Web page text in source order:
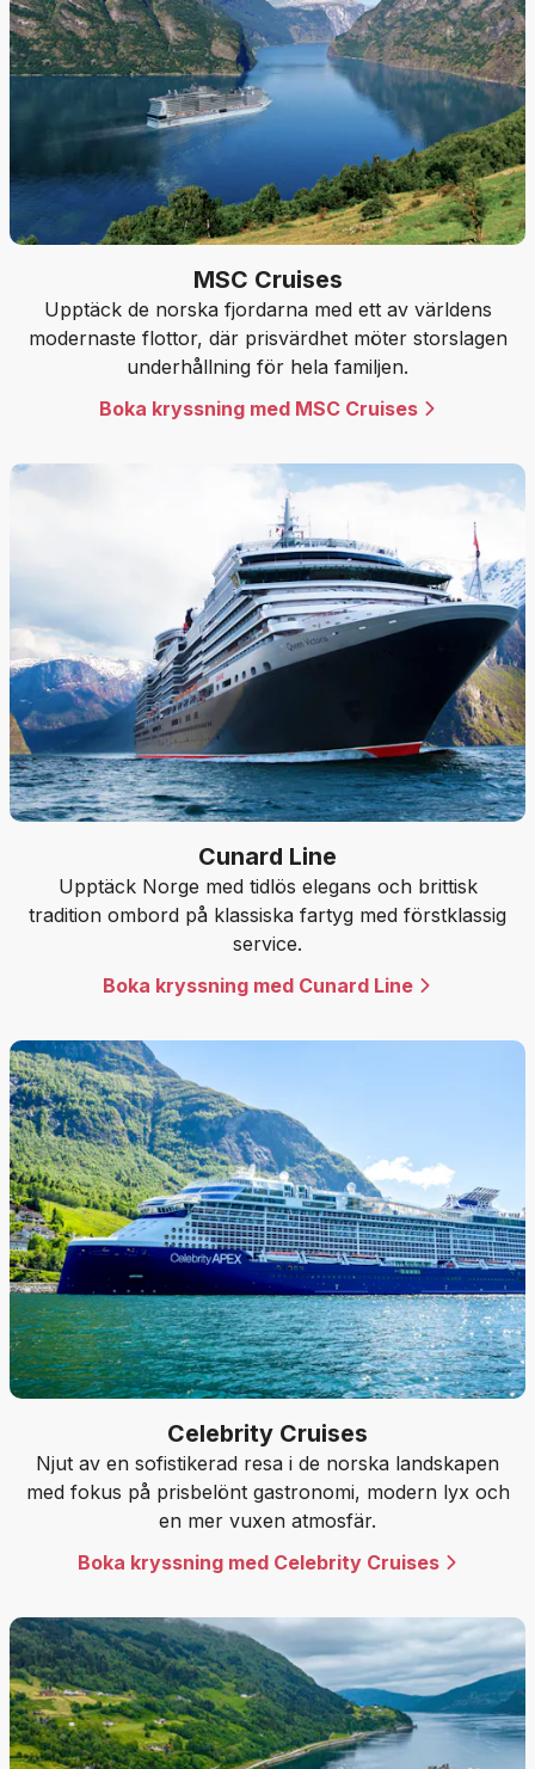
MSC Cruises
Upptäck de norska fjordarna med ett av världens
modernaste flottor, där prisvärdhet möter storslagen
underhållning för hela familjen.
Boka kryssning med MSC Cruises
Cunard Line
Upptäck Norge med tidlös elegans och brittisk
tradition ombord på klassiska fartyg med förstklassig
service.
Boka kryssning med Cunard Line
Celebrity Cruises
Njut av en sofistikerad resa i de norska landskapen
med fokus på prisbelönt gastronomi, modern lyx och
en mer vuxen atmosfär.
Boka kryssning med Celebrity Cruises